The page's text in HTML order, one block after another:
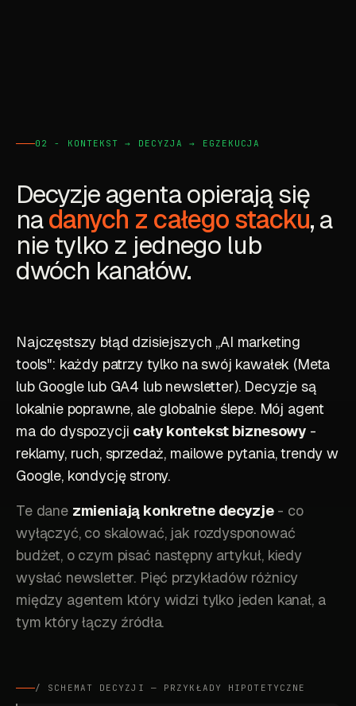
02 - KONTEKST → DECYZJA → EGZEKUCJA
Decyzje agenta opierają się
nadanych z całego stacku, a
nie tylko z jednego lub
dwóch kanałów.
Najczęstszy błąd dzisiejszych „AI marketing
tools": każdy patrzy tylko na swój kawałek (Meta
lub Google lub GA4 lub newsletter). Decyzje są
lokalnie poprawne, ale globalnie ślepe. Mój agent
ma do dyspozycji cały kontekst biznesowy -
reklamy, ruch, sprzedaż, mailowe pytania, trendy w
Google, kondycję strony.
Te dane zmieniają konkretne decyzje- co
wyłączyć, co skalować, jak rozdysponować
budżet, o czym pisać następny artykuł, kiedy
wysłać newsletter. Pięć przykładów różnicy
między agentem który widzi tylko jeden kanał, a
tym który łączy źródła.
/ SCHEMAT DECYZJI — PRZYKŁADY HIPOTETYCZNE